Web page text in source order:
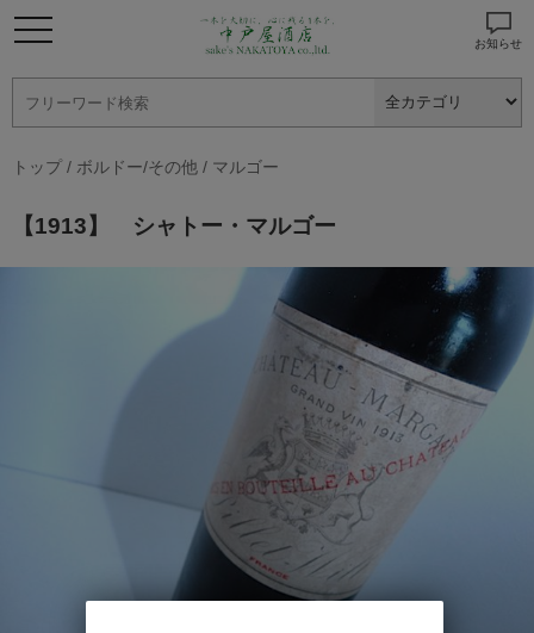
お知らせ
トップ/ ボルドー/その他 / マルゴー
【1913】 シャトー・マルゴー